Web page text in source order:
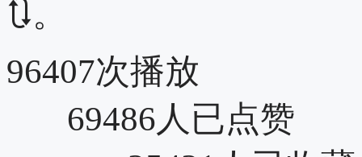
🔃。
96407次播放
69486人已点赞